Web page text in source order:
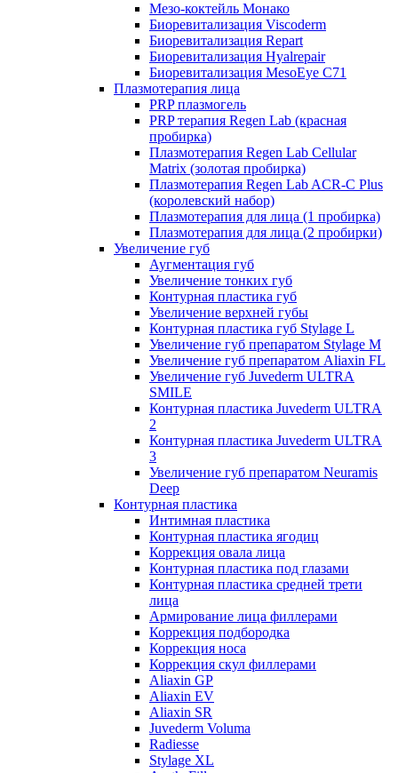
Мезо-коктейль Монако
Биоревитализация Viscoderm
Биоревитализация Repart
Биоревитализация Hyalrepair
Биоревитализация MesoEye C71
Плазмотерапия лица
PRP плазмогель
PRP терапия Regen Lab (красная
пробирка)
Плазмотерапия Regen Lab Cellular
Matrix (золотая пробирка)
Плазмотерапия Regen Lab ACR-C Plus
(королевский набор)
Плазмотерапия для лица (1 пробирка)
Плазмотерапия для лица (2 пробирки)
Увеличение губ
Аугментация губ
Увеличение тонких губ
Контурная пластика губ
Увеличение верхней губы
Контурная пластика губ Stylage L
Увеличение губ препаратом Stylage M
Увеличение губ препаратом Aliaxin FL
Увеличение губ Juvederm ULTRA
SMILE
Контурная пластика Juvederm ULTRA
2
Контурная пластика Juvederm ULTRA
3
Увеличение губ препаратом Neuramis
Deep
Контурная пластика
Интимная пластика
Контурная пластика ягодиц
Коррекция овала лица
Контурная пластика под глазами
Контурная пластика средней трети
лица
Армирование лица филлерами
Коррекция подбородка
Коррекция носа
Коррекция скул филлерами
Aliaxin GP
Aliaxin EV
Aliaxin SR
Juvederm Voluma
Radiesse
Stylage XL